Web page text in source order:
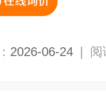
2026-06-24 | 阅